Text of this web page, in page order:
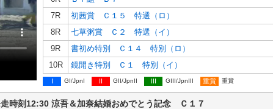
7R
初茜賞 Ｃ１５ 特選（ロ）
8R
七草粥賞 Ｃ２ 特選（イ）
9R
書初め特別 Ｃ１４ 特別（ロ）
10R
鏡開き特別 Ｃ１ 特別（イ）
I GI/JpnI II GII/JpnII III GIII/JpnIII 重賞 重賞
時刻12:30 涼吾＆加奈結婚おめでとう記念 Ｃ１７